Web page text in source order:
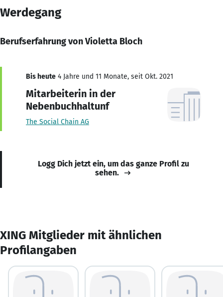
Werdegang
Berufserfahrung von Violetta Bloch
Bis heute 4 Jahre und 11 Monate, seit Okt. 2021
Mitarbeiterin in der
Nebenbuchhaltunf
The Social Chain AG
Logg Dich jetzt ein, um das ganze Profil zu
sehen.
XING Mitglieder mit ähnlichen
Profilangaben